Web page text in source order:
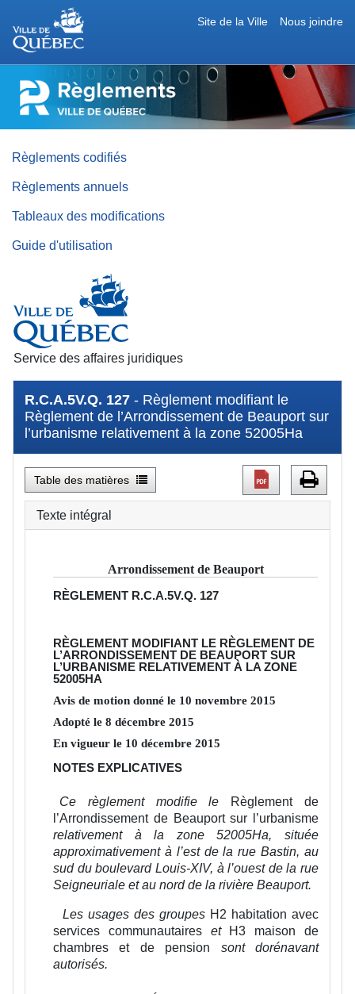
Nous joindre
Site de la Ville
RÈGLEMENTS
DE
QUÉBEC
Règlements codifiés
Règlements annuels
Tableaux des modifications
Guide d'utilisation
Service des affaires juridiques
R.C.A.5V.Q. 127 - Règlement modifiant le
Règlement de l’Arrondissement de Beauport sur
l’urbanisme relativement à la zone 52005Ha
Table des matières
Texte intégral
Arrondissement de Beauport
RÈGLEMENT R.C.A.5V.Q. 127
RÈGLEMENT MODIFIANT LE RÈGLEMENT DE
L’ARRONDISSEMENT DE BEAUPORT SUR
L’URBANISME RELATIVEMENT À LA ZONE
52005HA
Avis de motion donné le 10novembre2015
Adopté le8décembre2015
En vigueur le 10décembre2015
NOTES EXPLICATIVES
Ce règlement modifie le
Règlement de
l’Arrondissement de Beauport sur l’urbanisme
relativement à la zone 52005Ha, située
approximativement à l’est de la rue Bastin, au
sud du boulevard Louis-XIV, à l’ouest de la rue
Seigneuriale et au nord de la rivière Beauport.
Les usages des groupes H2 habitation avec
services communautaires et H3 maison de
chambres et de pension sont dorénavant
autorisés.